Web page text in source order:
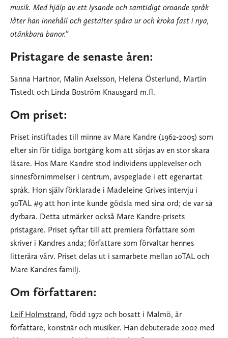
musik. Med hjälp av ett lysande och samtidigt oroande språk
låter han innehåll och gestalter spåra ur och kroka fast i nya,
otänkbara banor.”
Pristagare de senaste åren:
Sanna Hartnor, Malin Axelsson, Helena Österlund, Martin
Tistedt och Linda Boström Knausgård m.fl.
Om priset:
Priset instiftades till minne av Mare Kandre (1962-2005) som
efter sin för tidiga bortgång kom att sörjas av en stor skara
läsare. Hos Mare Kandre stod individens upplevelser och
sinnesförnimmelser i centrum, avspeglade i ett egenartat
språk. Hon själv förklarade i Madeleine Grives intervju i
90TAL #9 att hon inte kunde gödsla med sina ord; de var så
dyrbara. Detta utmärker också Mare Kandre-prisets
pristagare. Priset syftar till att premiera författare som
skriver i Kandres anda; författare som förvaltar hennes
litterära värv. Priset delas ut i samarbete mellan 10TAL och
Mare Kandres familj.
Om författaren:
Leif Holmstrand, född 1972 och bosatt i Malmö, är
författare, konstnär och musiker. Han debuterade 2002 med